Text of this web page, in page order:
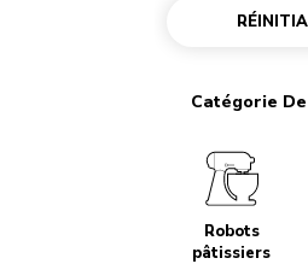
Catégorie
Robots
pâtissiers